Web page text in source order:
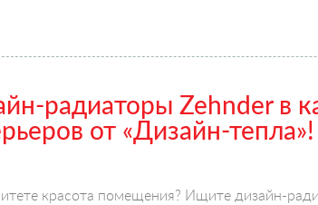
радиаторы Zehnder в
от «Дизайн-тепла»!
красота помещения? Ищите дизайн-